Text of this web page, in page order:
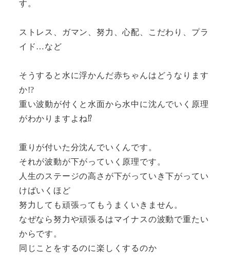
す。
ストレス、ガマン、努力、心配、こだわり、プラ
イド…など
そうすると水に浮かんだ赤ちゃんはどうなります
か!?
重い波動が付くと水面から水中に沈んでいく原理
がわかりますよね⁉
重りが付いた分沈んでいくんです。
それが波動が下がっていく原理です。
人生のステージの高さが下がっていき下がってい
けばいくほど
努力しても頑張ってもうまくいきません。
なぜなら努力や頑張るはマイナスの波動で重たい
からです。
同じことをするのに楽しくするのか